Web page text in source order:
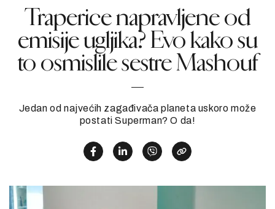
Traperice napravljene od
emisije ugljika? Evo kako su
to osmislile sestre Mashouf
Jedan od najvećih zagađivača planeta uskoro može
postati Superman? O da!